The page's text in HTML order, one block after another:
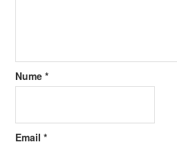
Nume*
Email*